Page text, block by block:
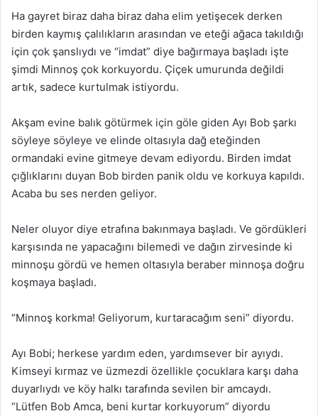
Ha gayret biraz daha biraz daha elim yetişecek derken
birden kaymış çalılıkların arasından ve eteği ağaca takıldığı
için çok şanslıydı ve “imdat” diye bağırmaya başladı işte
şimdi Minnoş çok korkuyordu. Çiçek umurunda değildi
artık, sadece kurtulmak istiyordu.
Akşam evine balık götürmek için göle giden Ayı Bob şarkı
söyleye söyleye ve elinde oltasıyla dağ eteğinden
ormandaki evine gitmeye devam ediyordu. Birden imdat
çığlıklarını duyan Bob birden panik oldu ve korkuya kapıldı.
Acaba bu ses nerden geliyor.
Neler oluyor diye etrafına bakınmaya başladı. Ve gördükleri
karşısında ne yapacağını bilemedi ve dağın zirvesinde ki
minnoşu gördü ve hemen oltasıyla beraber minnoşa doğru
koşmaya başladı.
“Minnoş korkma! Geliyorum, kurtaracağım seni” diyordu.
Ayı Bobi; herkese yardım eden, yardımsever bir ayıydı.
Kimseyi kırmaz ve üzmezdi özellikle çocuklara karşı daha
duyarlıydı ve köy halkı tarafında sevilen bir amcaydı.
“Lütfen Bob Amca, beni kurtar korkuyorum” diyordu